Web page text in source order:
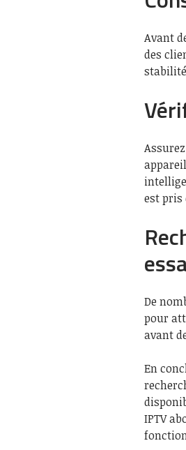
Avant
des
est pris
De
pour
avant
En
IPTV